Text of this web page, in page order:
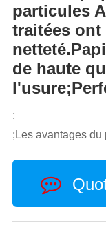
particules
traitées
de haute
;
;Les avantages